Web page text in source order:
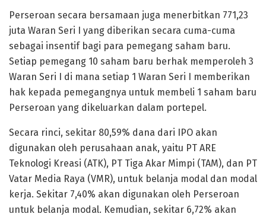
Perseroan secara bersamaan juga menerbitkan 771,23
juta Waran Seri I yang diberikan secara cuma-cuma
sebagai insentif bagi para pemegang saham baru.
Setiap pemegang 10 saham baru berhak memperoleh 3
Waran Seri I di mana setiap 1 Waran Seri I memberikan
hak kepada pemegangnya untuk membeli 1 saham baru
Perseroan yang dikeluarkan dalam portepel.
Secara rinci, sekitar 80,59% dana dari IPO akan
digunakan oleh perusahaan anak, yaitu PT ARE
Teknologi Kreasi (ATK), PT Tiga Akar Mimpi (TAM), dan PT
Vatar Media Raya (VMR), untuk belanja modal dan modal
kerja. Sekitar 7,40% akan digunakan oleh Perseroan
untuk belanja modal. Kemudian, sekitar 6,72% akan